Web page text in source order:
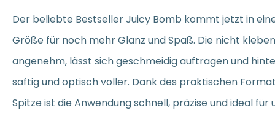
Der beliebte Bestseller Juicy Bomb kommt jetzt in
Größe für noch mehr Glanz und Spaß. Die nicht
angenehm, lässt sich geschmeidig auftragen und
saftig und optisch voller. Dank des praktischen
Spitze ist die Anwendung schnell, präzise und ideal für